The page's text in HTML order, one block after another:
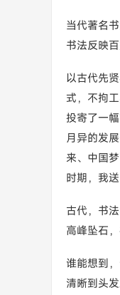
当代著名
书法反映
以古代先
式，不拘
投寄了一
月异的发
来、中国
时期，我
古代，书
高峰坠石
谁能想到
清晰到头